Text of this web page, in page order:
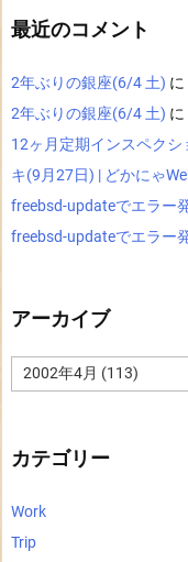
最近のコメント
2年ぶりの銀座(6/4 土) に
2年ぶりの銀座(6/4 土) に
12ヶ月定期インスペク
キ(9月27日) | どかにゃ
freebsd-updateでエラー
freebsd-updateでエラー
アーカイブ
ア
ー
カテゴリー
Work
Trip